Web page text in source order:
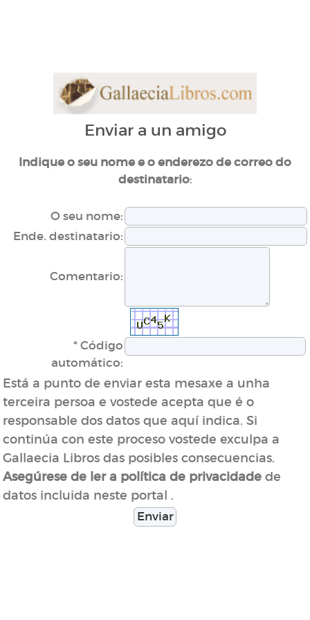
Enviar a un amigo
Indique o seu nome e o enderezo de correo do
destinatario:
O seu nome:
Ende. destinatario:
Comentario:
* Código
automático:
Está a punto de enviar esta mesaxe a unha
terceira persoa e vostede acepta que é o
responsable dos datos que aquí indica. Si
continúa con este proceso vostede exculpa a
Gallaecia Libros das posibles consecuencias.
Asegúrese de ler a política de privacidade de
datos incluida neste portal .